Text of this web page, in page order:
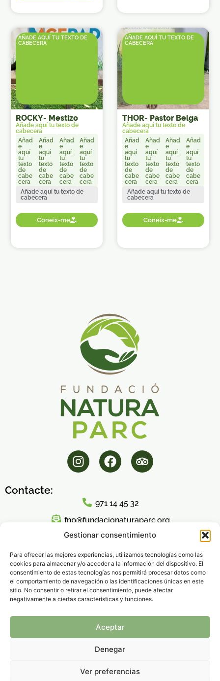
Gestionar consentimiento
Para ofrecer las mejores experiencias, utilizamos tecnologías como las
cookies para almacenar y/o acceder a la información del dispositivo. El
consentimiento de estas tecnologías nos permitirá procesar datos como
el comportamiento de navegación o las identificaciones únicas en este
sitio. No consentir o retirar el consentimiento, puede afectar
negativamente a ciertas características y funciones.
Aceptar
Denegar
Ver preferencias
AÑADE AQUÍ TU TEXTO DE
CABECERA
ROCKY- Mestizo
Añade aquí tu texto de
cabecera
Añad
e
aquí
tu
texto
de
cabe
cera
Añad
e
aquí
tu
texto
de
cabe
cera
Añad
e
aquí
tu
texto
de
cabe
cera
Añad
e
aquí
tu
texto
de
cabe
cera
Añade aquí tu texto de
cabecera
Coneix-me
AÑADE AQUÍ TU TEXTO DE
CABECERA
THOR- Pastor Belga
Añade aquí tu texto de
cabecera
Añad
e
aquí
tu
texto
de
cabe
cera
Añad
e
aquí
tu
texto
de
cabe
cera
Añad
e
aquí
tu
texto
de
cabe
cera
Añad
e
aquí
tu
texto
de
cabe
cera
Añade aquí tu texto de
cabecera
Coneix-me
Contacte:
971 14 45 32
fnp@fundacionaturaparc.org
Lunes a Viernes
8:00h – 16:00h
Política de Privacidad|Aviso legal|Política de
Cookies
© 2026 Fundación Natura Parc – Todos los derechos
reservados.